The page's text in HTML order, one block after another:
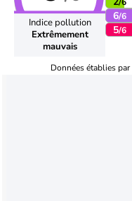
Indice pollution
Extrêmement
mauvais
6/6
5/6
Données établies par